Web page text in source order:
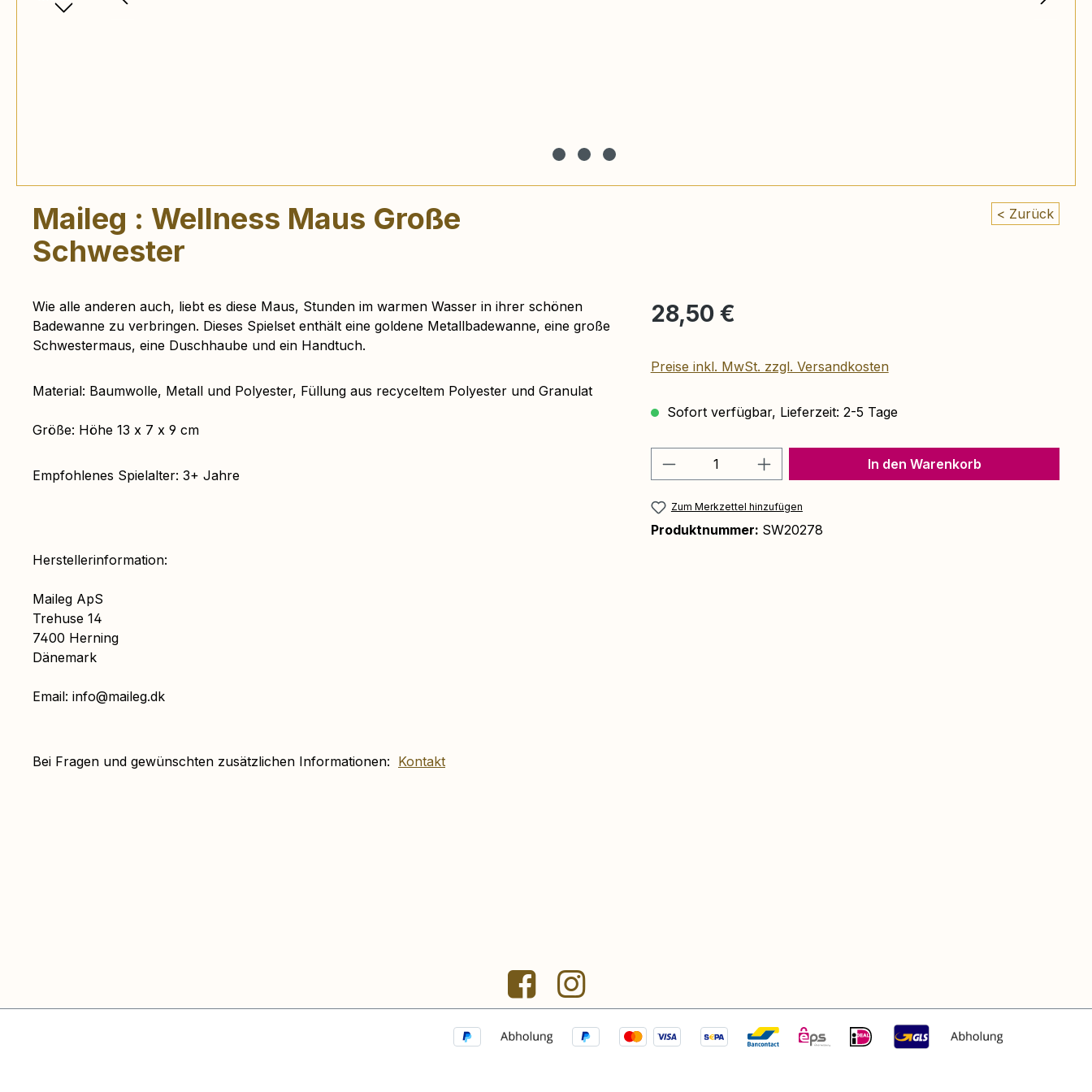
Maileg : Wellness Maus Große
Schwester
< Zurück
Wie alle anderen auch, liebt es diese Maus, Stunden im warmen Wasser in ihrer schönen
Badewanne zu verbringen. Dieses Spielset enthält eine goldene Metallbadewanne, eine große
Schwestermaus, eine Duschhaube und ein Handtuch.
Material: Baumwolle, Metall und Polyester, Füllung aus recyceltem Polyester und Granulat
Größe: Höhe 13 x 7 x 9 cm
Empfohlenes Spielalter: 3+ Jahre
Herstellerinformation:
Maileg ApS
Trehuse 14
7400 Herning
Dänemark
Email: info@maileg.dk
Bei Fragen und gewünschten zusätzlichen Informationen: Kontakt
Regulärer Preis:
28,50 €
Preise inkl. MwSt. zzgl. Versandkosten
Sofort verfügbar, Lieferzeit: 2-5 Tage
Produkt Anzahl: Gib den gewünschten Wert
In den Warenkorb
Zum Merkzettel hinzufügen
Produktnummer: SW20278